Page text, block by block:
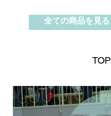
全ての商品を見る
TOP